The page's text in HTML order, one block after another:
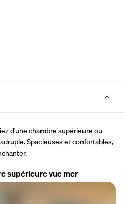
d'une chambre supérieure ou
Spacieuses et confortables,
supérieure vue mer